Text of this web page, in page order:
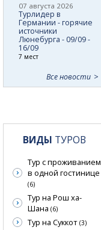
07 августа 2026
Турлидер в
Германии - горячие
источники
Люнебурга - 09/09 -
16/09
7 мест
Все новости
ВИДЫ ТУРОВ
Тур с проживанием
в одной гостинице
(6)
Тур на Рош ха-
Шана (6)
Тур на Суккот (3)